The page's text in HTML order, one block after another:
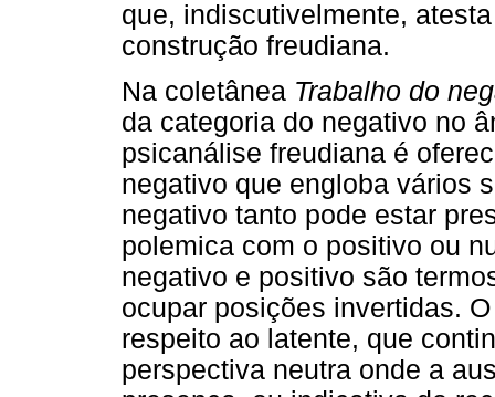
que, indiscutivelmente,
construção freudiana.
Na coletânea Trabalho do
da categoria do negativo no
psicanálise freudiana é
negativo que engloba vários
negativo tanto pode estar
polemica com o positivo ou
negativo e positivo são
ocupar posições invertidas.
respeito ao latente, que
perspectiva neutra onde a